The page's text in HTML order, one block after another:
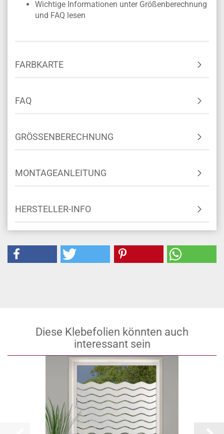
Wichtige Informationen unter Größenberechnung
und FAQ lesen
FARBKARTE
FAQ
GRÖSSENBERECHNUNG
MONTAGEANLEITUNG
HERSTELLER-INFO
Diese Klebefolien könnten auch
interessant sein